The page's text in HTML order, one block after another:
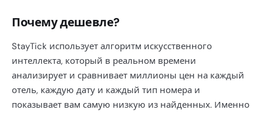
Почему дешевле?
StayTick использует алгоритм искусственного
интеллекта, который в реальном времени
анализирует и сравнивает миллионы цен на каждый
отель, каждую дату и каждый тип номера и
показывает вам самую низкую из найденных. Именно